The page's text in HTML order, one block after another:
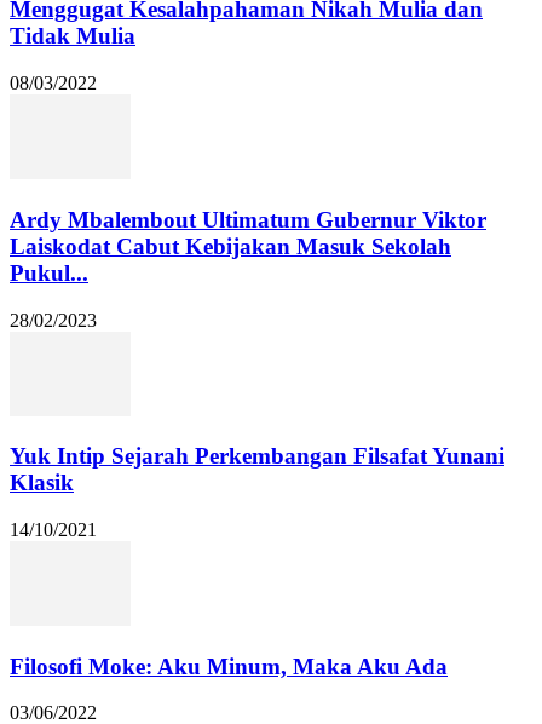
Menggugat Kesalahpahaman Nikah Mulia dan
Tidak Mulia
08/03/2022
Ardy Mbalembout Ultimatum Gubernur Viktor
Laiskodat Cabut Kebijakan Masuk Sekolah
Pukul...
28/02/2023
Yuk Intip Sejarah Perkembangan Filsafat Yunani
Klasik
14/10/2021
Filosofi Moke: Aku Minum, Maka Aku Ada
03/06/2022